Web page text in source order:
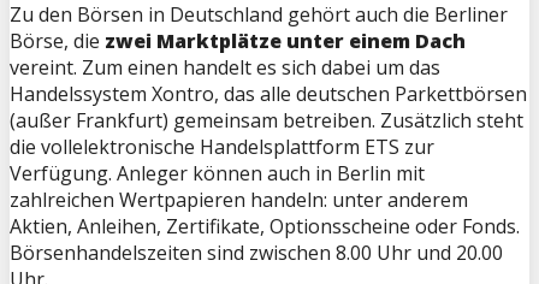
Zu den Börsen in Deutschland gehört auch die Berliner
Börse, die zwei Marktplätze unter einem Dach
vereint. Zum einen handelt es sich dabei um das
Handelssystem Xontro, das alle deutschen Parkettbörsen
(außer Frankfurt) gemeinsam betreiben. Zusätzlich steht
die vollelektronische Handelsplattform ETS zur
Verfügung. Anleger können auch in Berlin mit
zahlreichen Wertpapieren handeln: unter anderem
Aktien, Anleihen, Zertifikate, Optionsscheine oder Fonds.
Börsenhandelszeiten sind zwischen 8.00 Uhr und 20.00